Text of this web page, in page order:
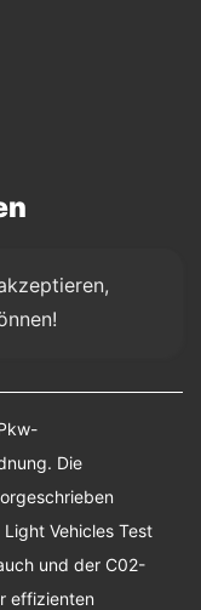
Die
Vehicles Test
und der C02-
effizienten